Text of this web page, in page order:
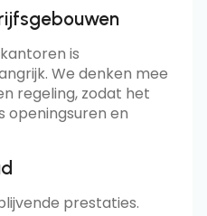
is
We denken mee
regeling, zodat het
openingsuren en
prestaties.